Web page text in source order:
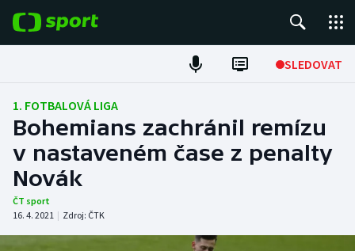
SLEDOVAT
Fotbal
Hokej
Tenis
Atletika
1. FOTBALOVÁ LIGA
Bohemians zachránil remízu
v nastaveném čase z penalty
Novák
ČT sport
16. 4. 2021 | Zdroj: ČTK